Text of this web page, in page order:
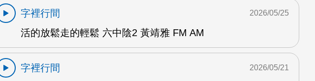
字裡行間
活的放鬆走的輕鬆 六中陰2 黃靖雅 FM AM
2026/05/25
字裡行間
2026/05/21